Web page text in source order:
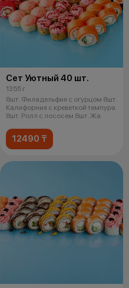
Сет Уютный 40 шт.
1355 г
8шт. Филадельфия с огурцом 8шт.
Калифорния с креветкой темпура
8шт. Ролл с лососем 8шт. Жа
12490 ₸